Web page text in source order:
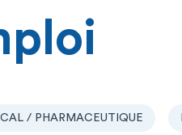
/ PHARMACEUTIQUE